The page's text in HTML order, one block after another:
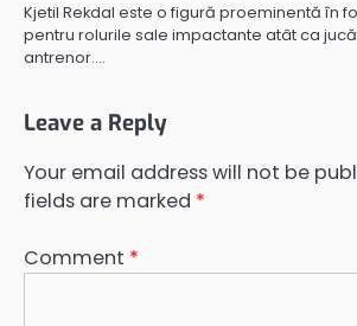
Kjetil Rekdal este o figură proeminentă în
pentru rolurile sale impactante atât ca
antrenor.…
Leave a Reply
Your email address will not be
fields are marked *
Comment *